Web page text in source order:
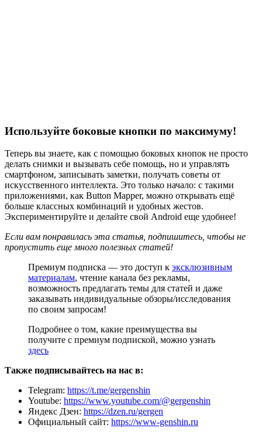
Используйте боковые кнопки по максимуму!
Теперь вы знаете, как с помощью боковых кнопок не просто
делать снимки и вызывать себе помощь, но и управлять
смартфоном, записывать заметки, получать советы от
искусственного интеллекта. Это только начало: с такими
приложениями, как Button Mapper, можно открывать ещё
больше классных комбинаций и удобных жестов.
Экспериментируйте и делайте свой Android еще удобнее!
Если вам понравилась эта статья, подпишитесь, чтобы не
пропустить еще много полезных статей!
Премиум подписка — это доступ к эксклюзивным
материалам, чтение канала без рекламы,
возможность предлагать темы для статей и даже
заказывать индивидуальные обзоры/исследования
по своим запросам!
Подробнее о том, какие преимущества вы
получите с премиум подпиской, можно узнать
здесь
Также подписывайтесь на нас в:
Telegram: https://t.me/gergenshin
Youtube: https://www.youtube.com/@gergenshin
Яндекс Дзен: https://dzen.ru/gergen
Официальный сайт: https://www-genshin.ru